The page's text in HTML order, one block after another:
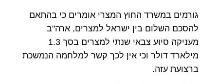
גורמים במשרד החוץ המצרי אומרים כי בהתאם
להסכם השלום בין ישראל למצרים, ארה"ב
מעניקה סיוע צבאי שנתי למצרים בסך 1.3
מילארד דולר וכי אין לכך קשר למלחמה הנמשכת
ברצועת עזה.